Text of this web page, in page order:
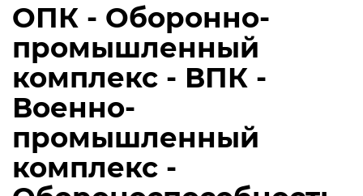
ОПК - Оборонно-
промышленный
комплекс - ВПК -
Военно-
промышленный
комплекс -